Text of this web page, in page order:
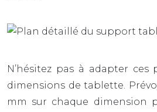
N’hésitez pas à adapter ces
dimensions de tablette.
mm sur chaque dimension